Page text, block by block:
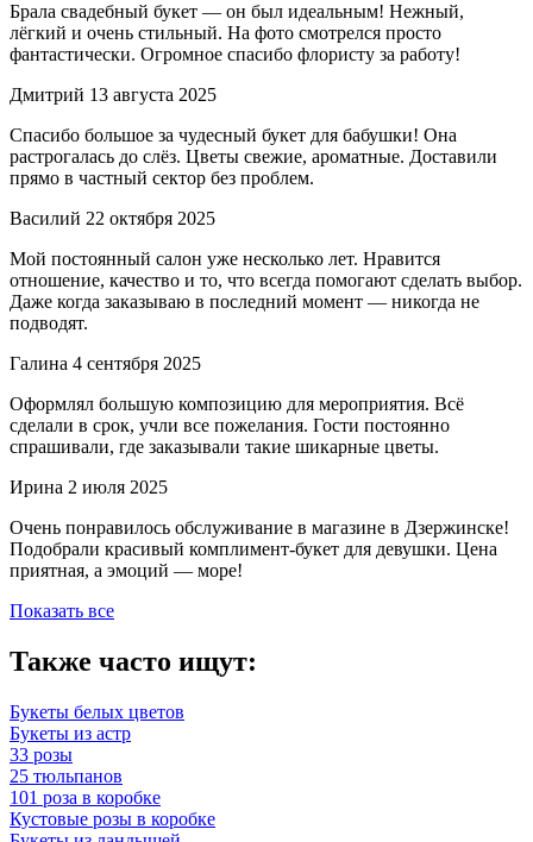
Брала свадебный букет — он был идеальным! Нежный,
лёгкий и очень стильный. На фото смотрелся просто
фантастически. Огромное спасибо флористу за работу!
Дмитрий 13 августа 2025
Спасибо большое за чудесный букет для бабушки! Она
растрогалась до слёз. Цветы свежие, ароматные. Доставили
прямо в частный сектор без проблем.
Василий 22 октября 2025
Мой постоянный салон уже несколько лет. Нравится
отношение, качество и то, что всегда помогают сделать выбор.
Даже когда заказываю в последний момент — никогда не
подводят.
Галина 4 сентября 2025
Оформлял большую композицию для мероприятия. Всё
сделали в срок, учли все пожелания. Гости постоянно
спрашивали, где заказывали такие шикарные цветы.
Ирина 2 июля 2025
Очень понравилось обслуживание в магазине в Дзержинске!
Подобрали красивый комплимент-букет для девушки. Цена
приятная, а эмоций — море!
Показать все
Также часто ищут:
Букеты белых цветов
Букеты из астр
33 розы
25 тюльпанов
101 роза в коробке
Кустовые розы в коробке